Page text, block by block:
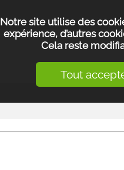
Notre site utilise des
expérience, d’autres
Cela reste
Tout